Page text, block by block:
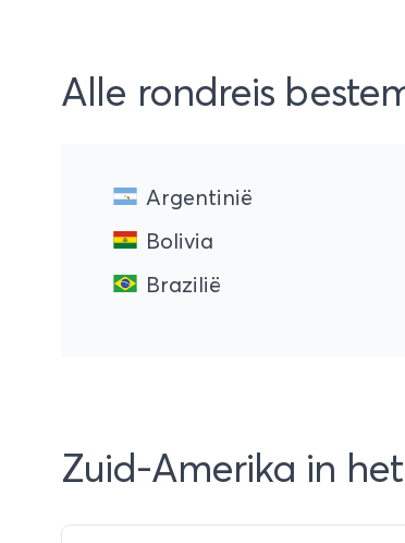
Alle rondreis
Argentinië
Bolivia
Brazilië
Zuid-Amerika in